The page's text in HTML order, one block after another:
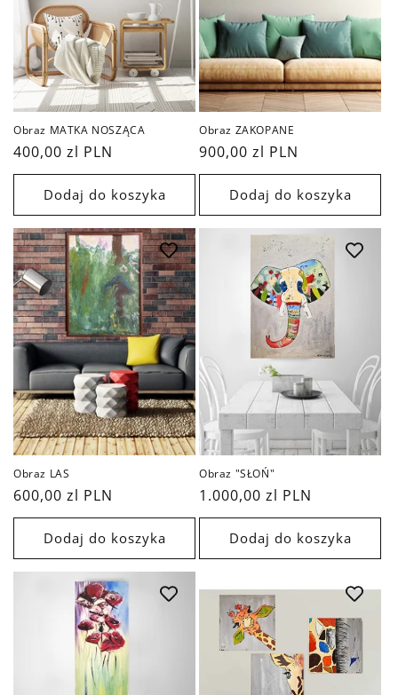
a
:
Obraz MATKA NOSZĄCA
Cena
regularna
400,00 zl PLN
Dodaj do koszyka
Obraz ZAKOPANE
Cena
regularna
900,00 zl PLN
Dodaj do koszyka
Obraz LAS
Cena
regularna
600,00 zl PLN
Dodaj do koszyka
Obraz "SŁOŃ"
Cena
regularna
1.000,00 zl PLN
Dodaj do koszyka